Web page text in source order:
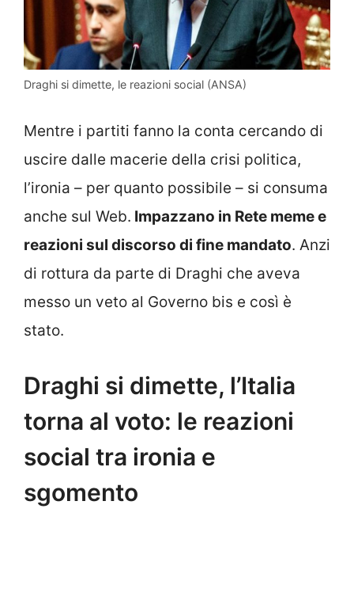
Draghi si dimette, le reazioni social (ANSA)
Mentre i partiti fanno la conta cercando di
uscire dalle macerie della crisi politica,
l’ironia – per quanto possibile – si consuma
anche sul Web. Impazzano in Rete meme e
reazioni sul discorso di fine mandato. Anzi
di rottura da parte di Draghi che aveva
messo un veto al Governo bis e così è
stato.
Draghi si dimette, l’Italia
torna al voto: le reazioni
social tra ironia e
sgomento